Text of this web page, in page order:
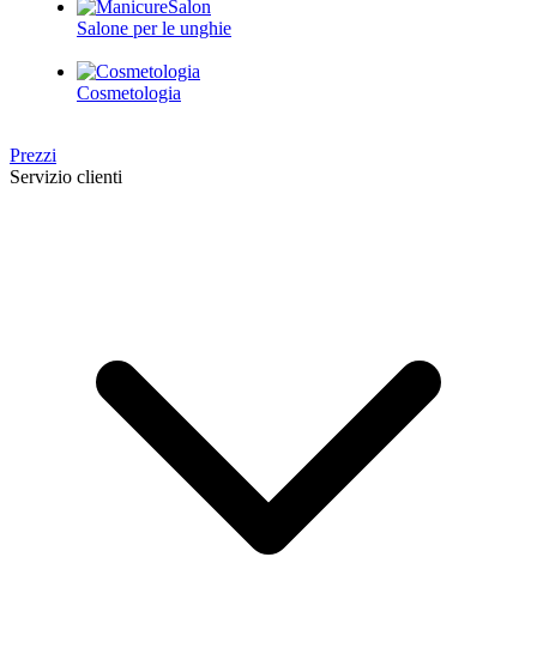
Salone per le unghie
Cosmetologia
Prezzi
Servizio clienti